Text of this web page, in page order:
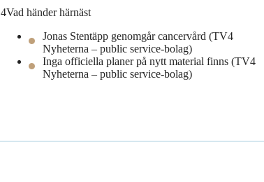
4Vad händer härnäst
Jonas Stentäpp genomgår cancervård (TV4
Nyheterna – public service-bolag)
Inga officiella planer på nytt material finns (TV4
Nyheterna – public service-bolag)